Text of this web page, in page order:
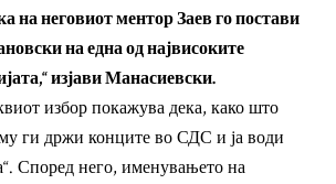
на неговиот ментор Заев го постави
на една од највисоките
изјави Манасиевски.
избор покажува дека, како што
ги држи конците во СДС и ја води
Според него, именувањето на